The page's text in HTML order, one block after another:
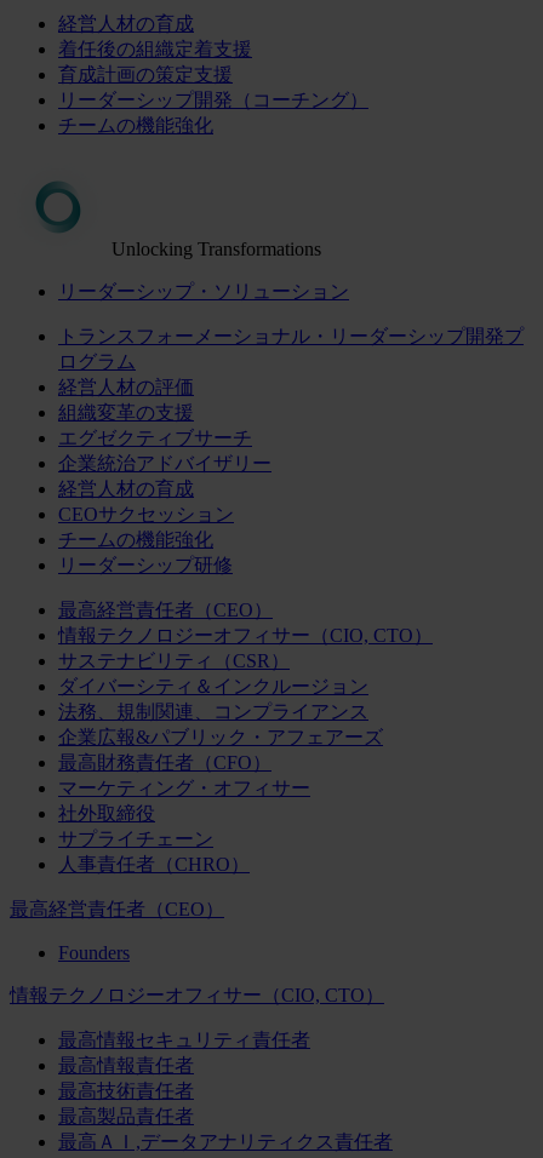
経営人材の育成
着任後の組織定着支援
育成計画の策定支援
リーダーシップ開発（コーチング）
チームの機能強化
Unlocking Transformations
リーダーシップ・ソリューション
トランスフォーメーショナル・リーダーシップ開発プ
ログラム
経営人材の評価
組織変革の支援
エグゼクティブサーチ
企業統治アドバイザリー
経営人材の育成
CEOサクセッション
チームの機能強化
リーダーシップ研修
最高経営責任者（CEO）
情報テクノロジーオフィサー（CIO, CTO）
サステナビリティ（CSR）
ダイバーシティ＆インクルージョン
法務、規制関連、コンプライアンス
企業広報&パブリック・アフェアーズ
最高財務責任者（CFO）
マーケティング・オフィサー
社外取締役
サプライチェーン
人事責任者（CHRO）
最高経営責任者（CEO）
Founders
情報テクノロジーオフィサー（CIO, CTO）
最高情報セキュリティ責任者
最高情報責任者
最高技術責任者
最高製品責任者
最高ＡＩ,データアナリティクス責任者